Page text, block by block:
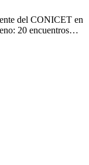
del CONICET en
20 encuentros…